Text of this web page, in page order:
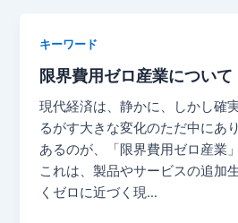
の
明
け
を
告
げ
る
の
質
を
宿
ら
せ
る
物
の
ッ
ト
化）
に
つ
キーワード
限界費用ゼロ産業について
現代経済は、静かに、しかし確
るがす大きな変化のただ中にあ
あるのが、「限界費用ゼロ産業
これは、製品やサービスの追加
くゼロに近づく現…